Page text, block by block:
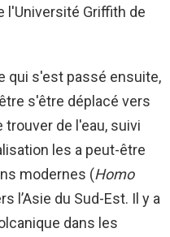
l'Université Griffith de
qui s'est passé ensuite,
s'être déplacé vers
trouver de l'eau, suivi
les a peut-être
modernes (Homo
l’Asie du Sud-Est. Il y a
dans les